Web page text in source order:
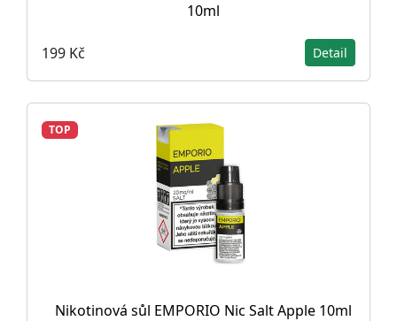
10ml
199 Kč Detail
TOP
Nikotinová sůl EMPORIO Nic Salt Apple 10ml